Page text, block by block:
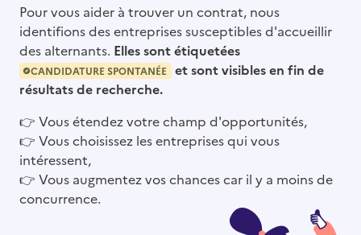
Pour vous aider à trouver un contrat, nous
identifions des entreprises susceptibles d'accueillir
des alternants. Elles sont étiquetées
CANDIDATURE SPONTANÉE
et sont visibles en fin de
résultats de recherche.
👉 Vous étendez votre champ d'opportunités,
👉 Vous choisissez les entreprises qui vous
intéressent,
👉 Vous augmentez vos chances car il y a moins de
concurrence.